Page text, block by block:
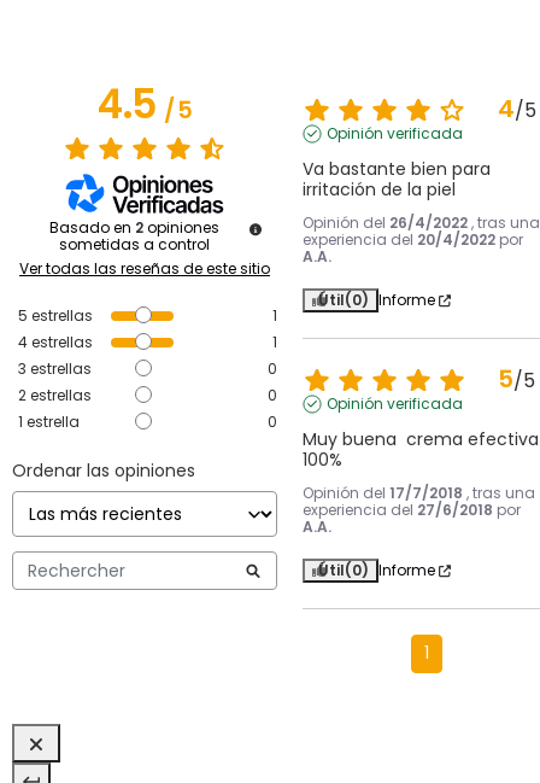
4.5/5
Basado en 2 opiniones
sometidas a control
Ver todas las reseñas de este sitio
5 estrellas
1
4estrellas
1
3 estrellas
0
2estrellas
0
1 estrella 0
Ordenar las opiniones
4/5
Opinión verificada
Va bastante bien para
irritación de la piel
Opinión del 26/4/2022 , tras una
experiencia del 20/4/2022 por
A.A.
Útil(0) Informe
5/5
Opinión verificada
Muy buena  crema efectiva
100%
Opinión del 17/7/2018 , tras una
experiencia del 27/6/2018 por
A.A.
Útil(0) Informe
1